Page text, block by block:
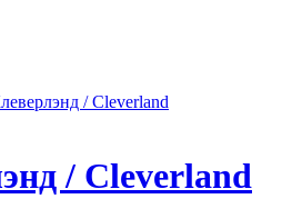
/ Cleverland
/ Cleverland